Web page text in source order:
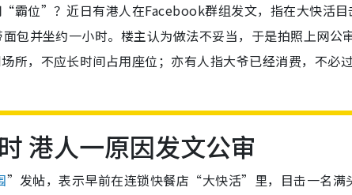
位”？近日有港人在Facebook群组发文，指在大快活目
包并坐约一小时。楼主认为做法不妥当，于是拍照上网公
所，不应长时间占用座位；亦有人指大爷已经消费，不必
港人一原因发文公审
”发帖，表示早前在连锁快餐店“大快活”里，目击一名满